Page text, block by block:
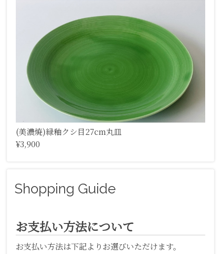
(美濃焼)緑釉クシ目27cm丸皿
¥3,900
Shopping Guide
お支払い方法について
お支払い方法は下記よりお選びいただけます。